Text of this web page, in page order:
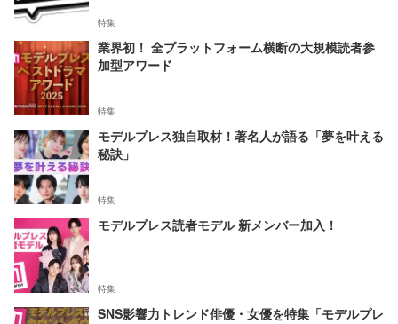
特集
業界初！ 全プラットフォーム横断の大規模読者参
加型アワード
特集
モデルプレス独自取材！著名人が語る「夢を叶える
秘訣」
特集
モデルプレス読者モデル 新メンバー加入！
特集
SNS影響力トレンド俳優・女優を特集「モデルプレ